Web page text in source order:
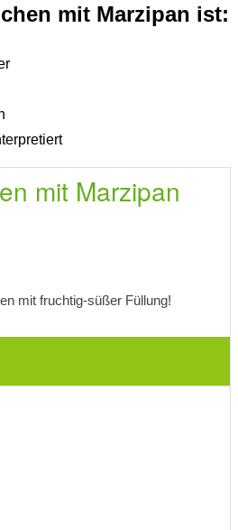
mit Marzipan ist:
mit Marzipan
mit fruchtig-süßer Füllung!